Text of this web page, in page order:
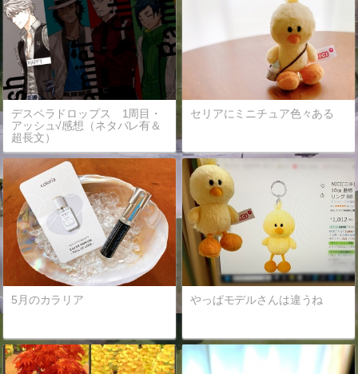
デスペラドロップス 1周目・
アッシュ√感想（ネタバレ有＆
超長文）
セリアにミニチュア色々ある
5月のカラリア やっぱモデルさんは違うね